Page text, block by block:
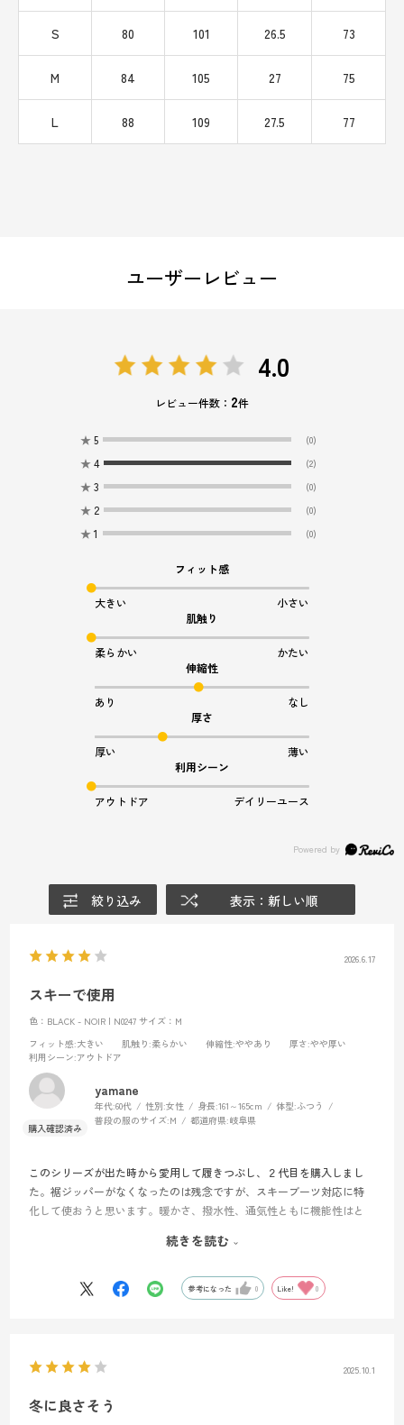
S 80 101 26.5 73
M 84 105 27 75
L 88 109 27.5 77
ユーザーレビュー
4.0
レビュー件数： 2件
★ 5 (0)
★ 4 (2)
★ 3 (0)
★ 2 (0)
★ 1 (0)
フィット感
大きい
小さい
肌触り
柔らかい
かたい
伸縮性
あり
なし
厚さ
厚い
薄い
利用シーン
アウトドア デイリーユース
絞り込み 表示：新しい順
2026.6.17
スキーで使用
色：BLACK - NOIR | N0247 サイズ：M
フィット感:大きい 肌触り :柔らかい 伸縮性:ややあり 厚さ:やや厚い
利用シーン:アウトドア
yamane
年代:60代 性別:女性 身長:161～165cm 体型:ふつう
普段の服のサイズ:M 都道府県:岐阜県
このシリーズが出た時から愛用して履きつぶし、２代目を購入しまし
た。裾ジッパーがなくなったのは残念ですが、スキーブーツ対応に特
化して使おうと思います。暖かさ、撥水性、通気性ともに機能性はと
きすぎるのですが、S（JAPAN M）だと裾丈が足らないのでMを購入し
ありがたい。
続きを読む
参考になった 0 Like! 0
2025.10.1
冬に良さそう